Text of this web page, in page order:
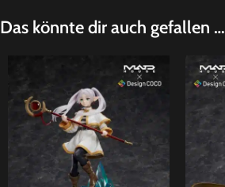
Das könnte dir auch gefallen …